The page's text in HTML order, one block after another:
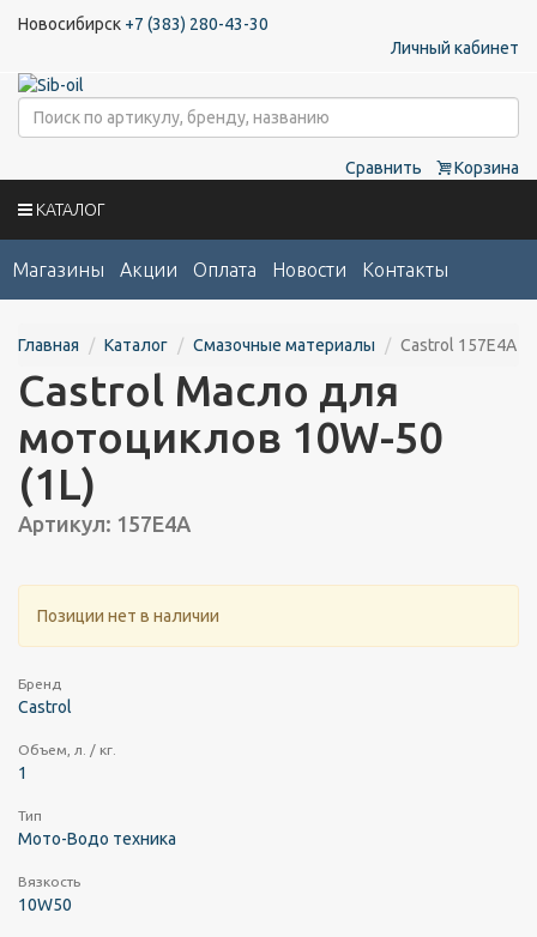
Новосибирск +7 (383) 280-43-30
Личный кабинет
Сравнить Корзина
КАТАЛОГ
Магазины Акции Оплата Новости Контакты
Главная Каталог Смазочные материалы Castrol 157E4A
Castrol Масло для
мотоциклов 10W-50
(1L)
Артикул: 157E4A
Позиции нет в наличии
Бренд
Castrol
Объем, л. / кг.
1
Тип
Мото-Водо техника
Вязкость
10W50